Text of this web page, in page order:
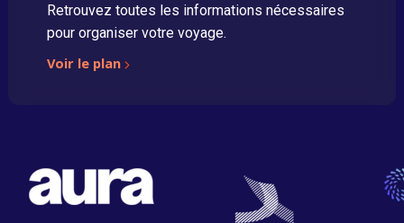
Retrouvez toutes les informations nécessaires
pour organiser votre voyage.
Voir le plan